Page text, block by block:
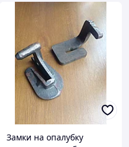
Замки на опалубку